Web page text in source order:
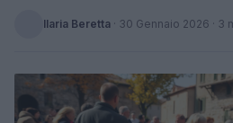
Ilaria Beretta · 30 Gennaio 2026 · 3